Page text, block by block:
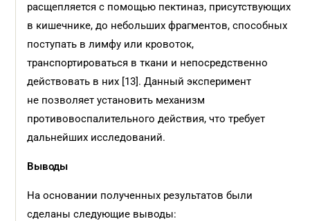
расщепляется с помощью пектиназ, присутствующих
в кишечнике, до небольших фрагментов, способных
поступать в лимфу или кровоток,
транспортироваться в ткани и непосредственно
дейст­вовать в них [13]. Данный эксперимент
не позволяет установить механизм
противовоспалительного действия, что требует
дальнейших исследований.
Выводы
На основании полученных результатов были
сделаны следующие выводы: